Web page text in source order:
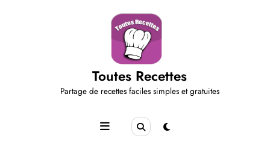
Toutes Recettes
Partage de recettes faciles simples et gratuites